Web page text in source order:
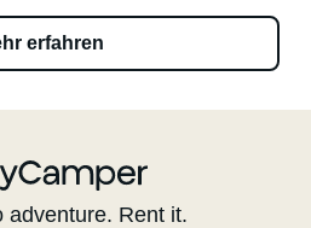
erfahren
adventure. Rent it.